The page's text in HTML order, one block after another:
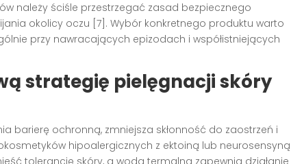
należy ściśle przestrzegać zasad bezpiecznego
okolicy oczu [7]. Wybór konkretnego produktu warto
przy nawracających epizodach i współistniejących
strategię pielęgnacji skóry
barierę ochronną, zmniejsza skłonność do zaostrzeń i
hipoalergicznych z ektoiną lub neurosensyną